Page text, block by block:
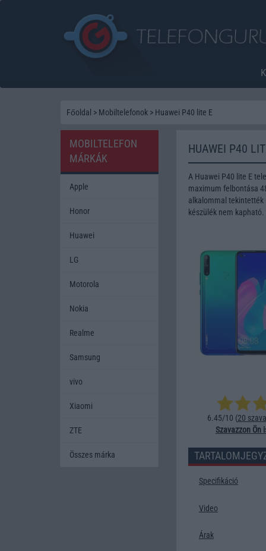
Főoldal > Mobiltelefonok > Huawei P40 lite E
HUAWEI P40
A Huawei P40 lite E
maximum felbontása
alkalommal tekintették
készülék nem kapható.
6.45/10 (20
Szavazzon Ön
Specifikáció
Video
Árak
MOBILTELEFON
MÁRKÁK
Apple
Honor
Huawei
LG
Motorola
Nokia
Realme
Samsung
vivo
Xiaomi
ZTE
Összes márka